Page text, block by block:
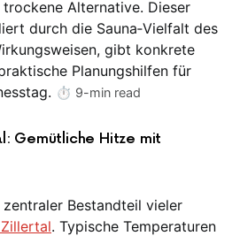
Alternative. Dieser
durch die Sauna‑Vielfalt des
gibt konkrete
Planungshilfen für
⏱️ 9-min read
Gemütliche Hitze mit
zentraler Bestandteil vieler
. Typische Temperaturen